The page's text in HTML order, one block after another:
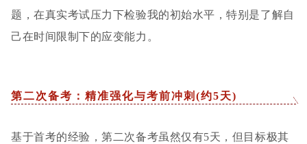
题，在真实考试压力下检验我的初始水平，特别是了解自
己在时间限制下的应变能力。
第二次备考：精准强化与考前冲刺(约5天)
基于首考的经验，第二次备考虽然仅有5天，但目标极其